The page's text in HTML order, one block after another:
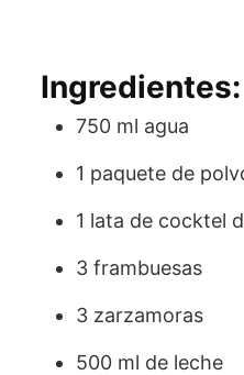
Ingredientes:
750 ml agua
1 paquete de
1 lata de cocktel
3 frambuesas
3 zarzamoras
500 ml de leche